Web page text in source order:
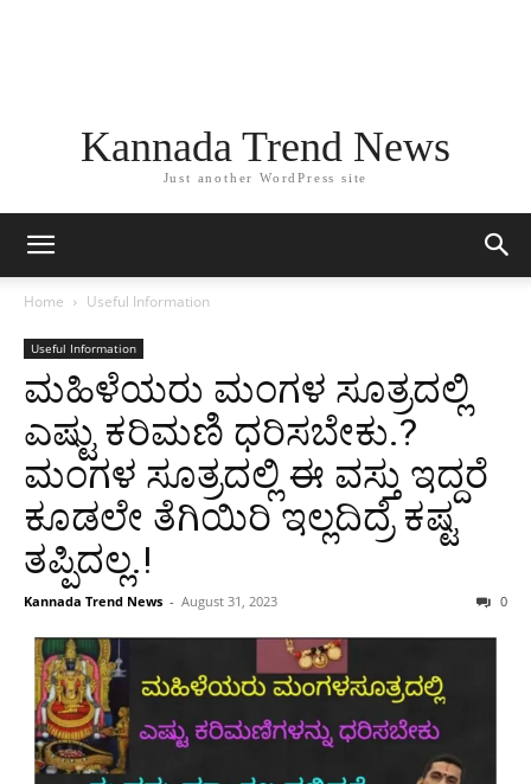
Kannada Trend News
Just another WordPress site
Home Useful Information
Useful Information
ಮಹಿಳೆಯರು ಮಂಗಳ ಸೂತ್ರದಲ್ಲಿ
ಎಷ್ಟು ಕರಿಮಣಿ ಧರಿಸಬೇಕು.?
ಮಂಗಳ ಸೂತ್ರದಲ್ಲಿ ಈ ವಸ್ತು ಇದ್ದರೆ
ಕೂಡಲೇ ತೆಗಿಯಿರಿ ಇಲ್ಲದಿದ್ರೆ ಕಷ್ಟ
ತಪ್ಪಿದಲ್ಲ.!
Kannada Trend News - August 31, 2023 0